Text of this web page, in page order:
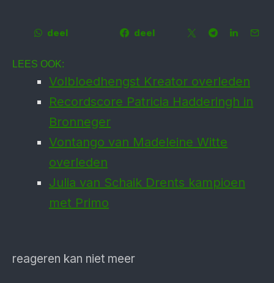
deel deel
LEES OOK:
Volbloedhengst Kreator overleden
Recordscore Patricia Hadderingh in
Bronneger
Vontango van Madeleine Witte
overleden
Julia van Schaik Drents kampioen
met Primo
reageren kan niet meer